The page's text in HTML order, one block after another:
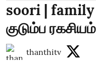
soori |
குடும்ப
thanthitv